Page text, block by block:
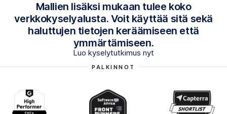
Mallien lisäksi mukaan tulee koko
verkkokyselyalusta. Voit käyttää sitä sekä
haluttujen tietojen keräämiseen että
ymmärtämiseen.
Luo kyselytutkimus nyt
PALKINNOT